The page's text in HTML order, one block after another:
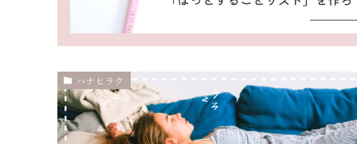
ハナヒラク